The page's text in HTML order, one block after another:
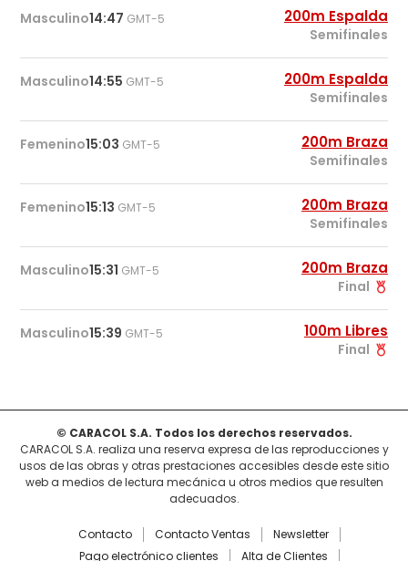
Masculino14:47 GMT-5 200m Espalda
Semifinales
Masculino14:55 GMT-5 200m Espalda
Semifinales
Femenino15:03 GMT-5 200m Braza
Semifinales
Femenino15:13 GMT-5 200m Braza
Semifinales
Masculino15:31 GMT-5 200m Braza
Final
Masculino15:39 GMT-5 100m Libres
Final
© CARACOL S.A. Todos los derechos reservados.
CARACOL S.A. realiza una reserva expresa de las reproducciones y
usos de las obras y otras prestaciones accesibles desde este sitio
web a medios de lectura mecánica u otros medios que resulten
adecuados.
Contacto Contacto Ventas
Newsletter
Pago electrónico clientes
Alta de Clientes